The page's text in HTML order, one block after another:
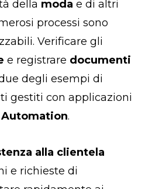
della moda e di altri
processi sono
Verificare gli
e registrare documenti
degli esempi di
gestiti con applicazioni
.
alla clientela
e richieste di